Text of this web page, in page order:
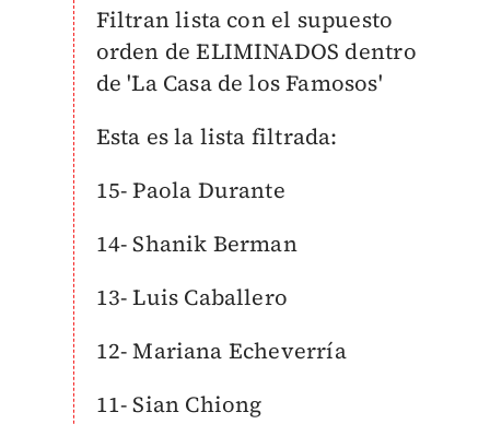
Filtran lista con el supuesto
orden de ELIMINADOS dentro
de 'La Casa de los Famosos'
Esta es la lista filtrada:
15- Paola Durante
14- Shanik Berman
13- Luis Caballero
12- Mariana Echeverría
11- Sian Chiong